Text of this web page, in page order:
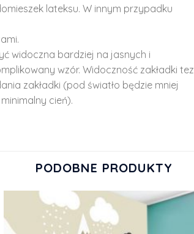
lateksu. W innym przypadku
widoczna bardziej na jasnych i
wzór. Widoczność zakładki tez
zakładki (pod światło będzie mniej
cień).
PODOBNE PRODUKTY